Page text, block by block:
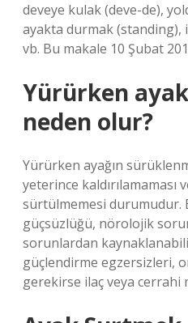
deveye kulak (deve-de),
ayakta durmak (standing),
vb. Bu makale 10 Şubat
Yürürken
neden olur?
Yürürken ayağın
yeterince kaldırılamaması
sürtülmemesi durumudur.
güçsüzlüğü, nörolojik
sorunlardan
güçlendirme egzersizleri,
gerekirse ilaç veya cerrahi